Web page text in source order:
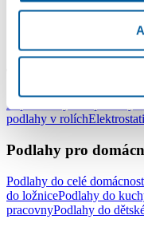
Lepené vinylové podlahy
podlahy v rolích
Podlahy pro
Podlahy do celé
do ložnicePodlahy do
pracovnyPodlahy do